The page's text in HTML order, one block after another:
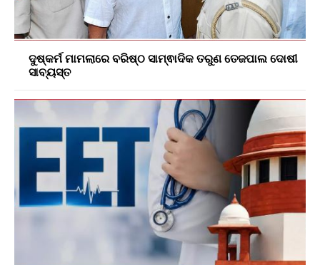
ଦୁଷ୍କର୍ମ ମାମଲାରେ ବରିଷ୍ଠ ସାମ୍ଵାଦିକ ତରୁଣ ତେଜପାଲ ଦୋଷୀ
ସାବ୍ୟସ୍ତ